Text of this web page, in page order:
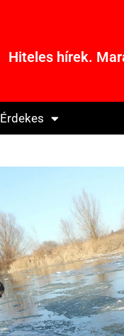
Hiteles hírek.
Érdekes